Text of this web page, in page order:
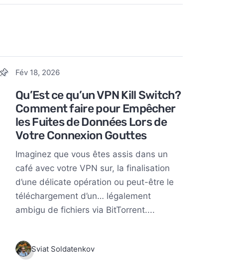
Fév 18, 2026
Qu’Est ce qu’un VPN Kill Switch?
Comment faire pour Empêcher
les Fuites de Données Lors de
Votre Connexion Gouttes
Imaginez que vous êtes assis dans un
café avec votre VPN sur, la finalisation
d’une délicate opération ou peut-être le
téléchargement d’un… légalement
ambigu de fichiers via BitTorrent....
Sviat Soldatenkov